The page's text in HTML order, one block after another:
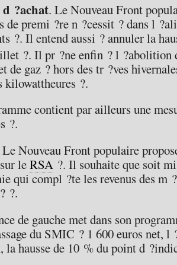
?achat. Le Nouveau Front
de premi ?re n ?cessit ? dans l
?. Il entend aussi ? annuler la
?. Il pr ?ne enfin ? l ?abolition
de gaz ? hors des tr ?ves
kilowattheures ?.
contient par ailleurs une
?.
Le Nouveau Front populaire
leRSA ?. Il souhaite que soit
qui compl ?te les revenus des m
?.
de gauche met dans son
du SMIC ? 1 600 euros net,
hausse de 10 % du point d